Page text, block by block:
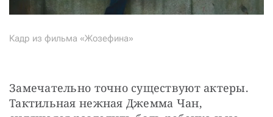
Кадр из фильма «Жозефина»
Замечательно точно существуют актеры.
Тактильная нежная Джемма Чан,